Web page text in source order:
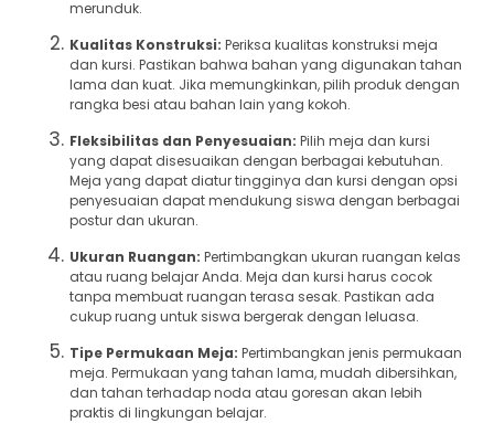
merunduk.
Kualitas Konstruksi: Periksa kualitas konstruksi meja
dan kursi. Pastikan bahwa bahan yang digunakan tahan
lama dan kuat. Jika memungkinkan, pilih produk dengan
rangka besi atau bahan lain yang kokoh.
Fleksibilitas dan Penyesuaian: Pilih meja dan kursi
yang dapat disesuaikan dengan berbagai kebutuhan.
Meja yang dapat diatur tingginya dan kursi dengan opsi
penyesuaian dapat mendukung siswa dengan berbagai
postur dan ukuran.
Ukuran Ruangan: Pertimbangkan ukuran ruangan kelas
atau ruang belajar Anda. Meja dan kursi harus cocok
tanpa membuat ruangan terasa sesak. Pastikan ada
cukup ruang untuk siswa bergerak dengan leluasa.
Tipe Permukaan Meja: Pertimbangkan jenis permukaan
meja. Permukaan yang tahan lama, mudah dibersihkan,
dan tahan terhadap noda atau goresan akan lebih
praktis di lingkungan belajar.